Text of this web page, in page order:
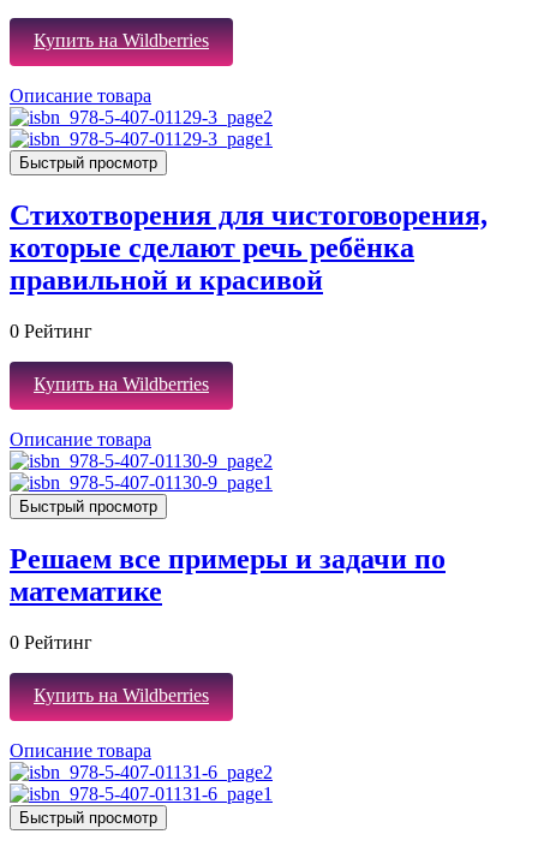
Купить на Wildberries
Описание товара
Быстрый просмотр
Стихотворения для чистоговорения,
которые сделают речь ребёнка
правильной и красивой
0 Рейтинг
Купить на Wildberries
Описание товара
Быстрый просмотр
Решаем все примеры и задачи по
математике
0 Рейтинг
Купить на Wildberries
Описание товара
Быстрый просмотр